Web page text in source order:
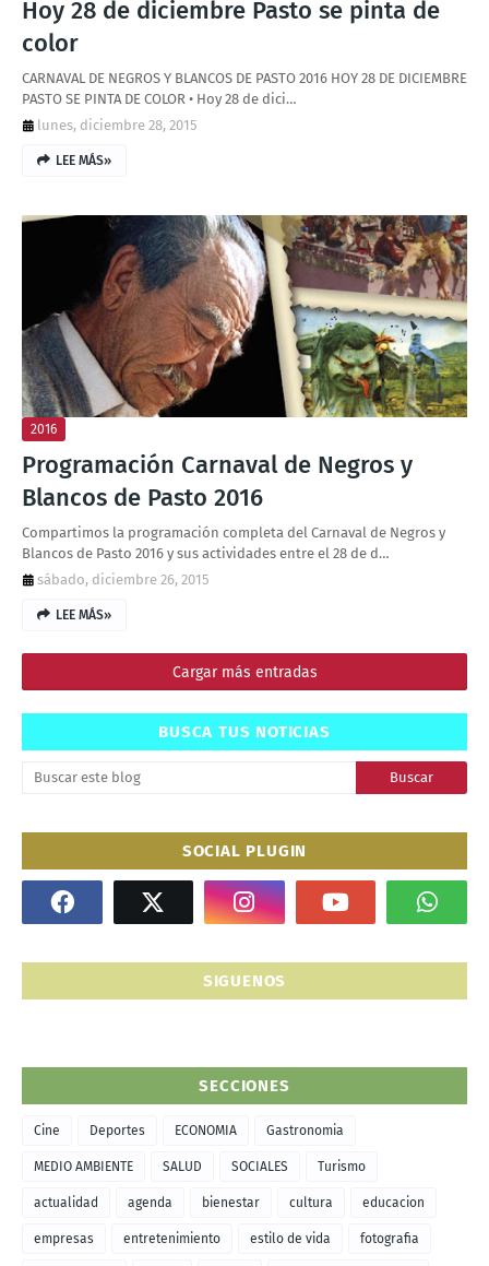
Hoy 28 de diciembre Pasto se pinta de
color
CARNAVAL DE NEGROS Y BLANCOS DE PASTO 2016 HOY 28 DE DICIEMBRE
PASTO SE PINTA DE COLOR • Hoy 28 de dici…
lunes, diciembre 28, 2015
LEE MÁS»
2016
Programación Carnaval de Negros y
Blancos de Pasto 2016
Compartimos la programación completa del Carnaval de Negros y
Blancos de Pasto 2016 y sus actividades entre el 28 de d…
sábado, diciembre 26, 2015
LEE MÁS»
Cargar más entradas
BUSCA TUS NOTICIAS
SOCIAL PLUGIN
SIGUENOS
SECCIONES
Cine Deportes ECONOMIA Gastronomia
MEDIO AMBIENTE SALUD SOCIALES Turismo
actualidad agenda bienestar cultura educacion
empresas entretenimiento estilo de vida fotografia